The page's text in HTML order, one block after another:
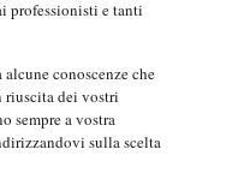
professionisti e tanti
conoscenze che
riuscita dei vostri
sempre a vostra
sulla scelta